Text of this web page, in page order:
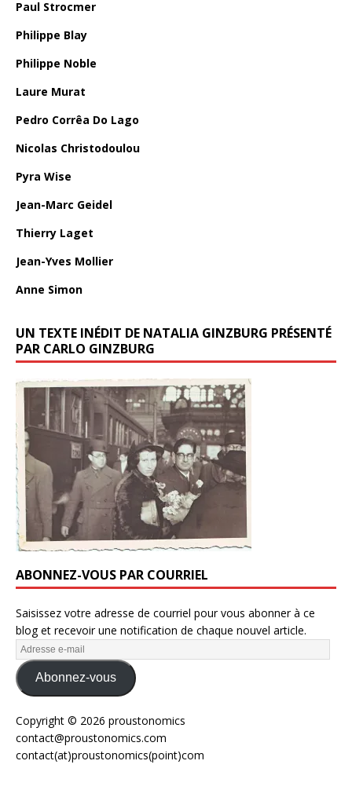
Paul Strocmer
Philippe Blay
Philippe Noble
Laure Murat
Pedro Corrêa Do Lago
Nicolas Christodoulou
Pyra Wise
Jean-Marc Geidel
Thierry Laget
Jean-Yves Mollier
Anne Simon
UN TEXTE INÉDIT DE NATALIA GINZBURG PRÉSENTÉ
PAR CARLO GINZBURG
ABONNEZ-VOUS PAR COURRIEL
Saisissez votre adresse de courriel pour vous abonner à ce
blog et recevoir une notification de chaque nouvel article.
Abonnez-vous
Copyright © 2026 proustonomics
contact@proustonomics.com
contact(at)proustonomics(point)com